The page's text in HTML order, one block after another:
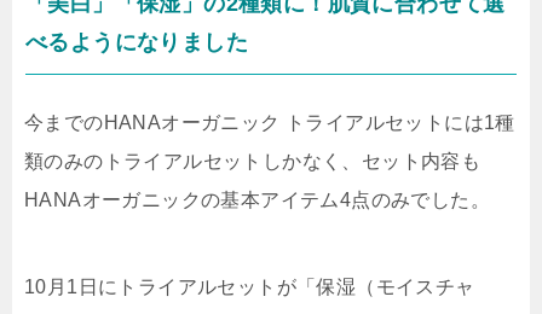
べるようになりました
今までのHANAオーガニック トライアルセットには1種
類のみのトライアルセットしかなく、セット内容も
HANAオーガニックの基本アイテム4点のみでした。
10月1日にトライアルセットが 「保湿（モイスチャ